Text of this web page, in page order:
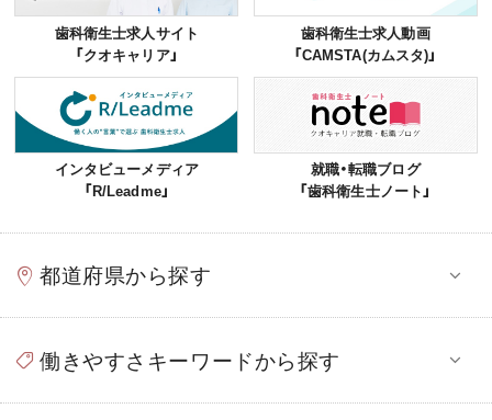
歯科衛生士求人サイト
「クオキャリア」
歯科衛生士求人動画
「CAMSTA(カムスタ)」
インタビューメディア
「R/Leadme」
就職・転職ブログ
「歯科衛生士ノート」
都道府県から探す
働きやすさキーワードから探す